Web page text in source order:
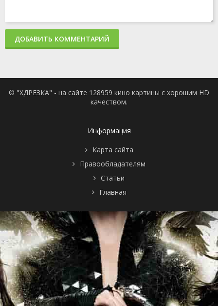
ДОБАВИТЬ КОММЕНТАРИЙ
© "ХДРЕЗКА" - на сайте 128959 кино картины с хорошим HD
качеством.
Информация
Карта сайта
Правообладателям
Статьи
Главная